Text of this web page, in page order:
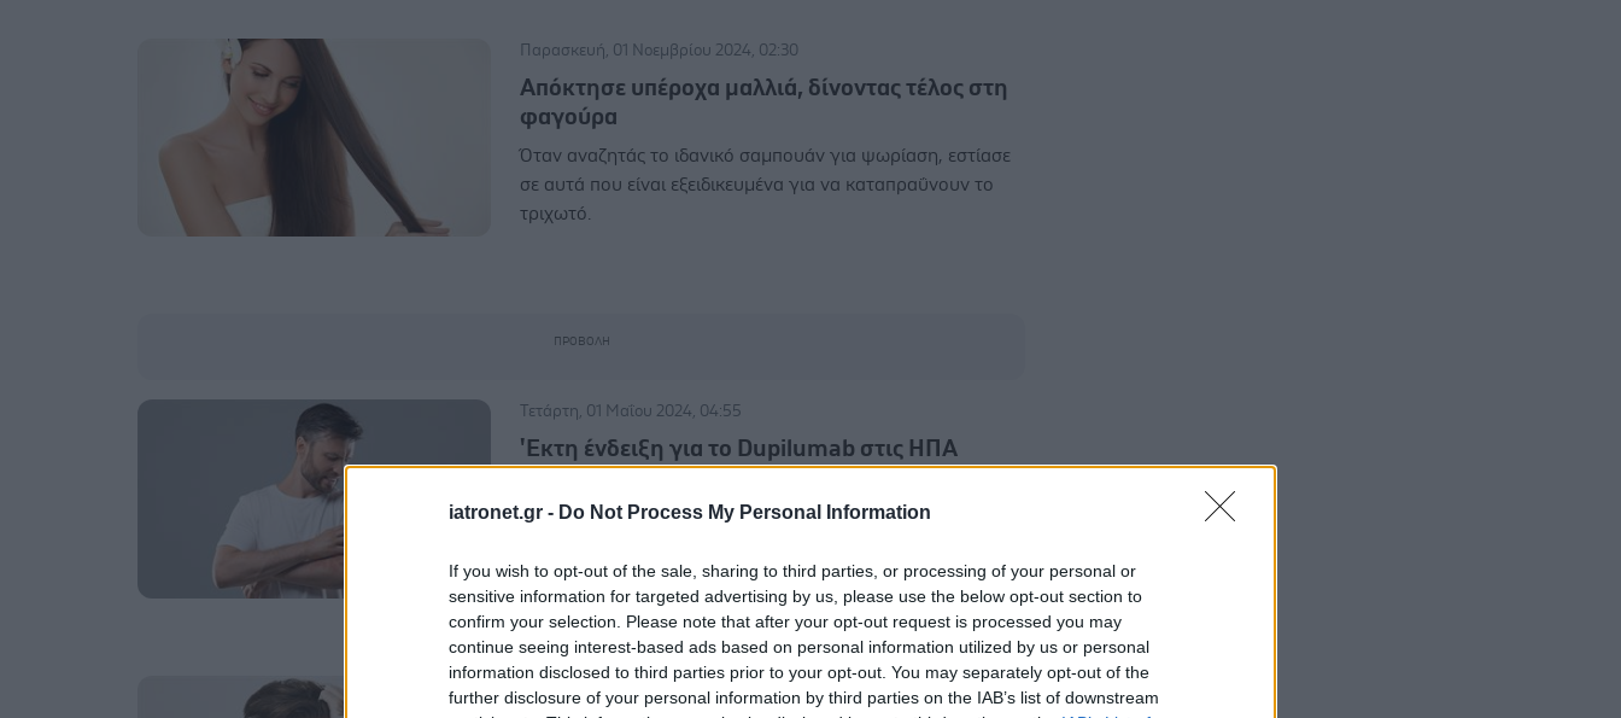
iatronet.gr - Do Not Process My Personal Information
If you wish to opt-out of the sale, sharing to third parties, or processing of your personal or
sensitive information for targeted advertising by us, please use the below opt-out section to
confirm your selection. Please note that after your opt-out request is processed you may
continue seeing interest-based ads based on personal information utilized by us or personal
information disclosed to third parties prior to your opt-out. You may separately opt-out of the
further disclosure of your personal information by third parties on the IAB’s list of downstream
Παρασκευή, 01 Νοεμβρίου 2024, 02:30
Απόκτησε υπέροχα μαλλιά, δίνοντας τέλος στη
φαγούρα
Όταν αναζητάς το ιδανικό σαμπουάν για ψωρίαση, εστίασε
σε αυτά που είναι εξειδικευμένα για να καταπραΰνουν το
τριχωτό.
Τετάρτη, 01 Μαΐου 2024, 04:55
'Eκτη ένδειξη για το Dupilumab στις ΗΠΑ
ρινοκολπίτιδα με ρινικούς πολύποδες, ηωσινοφιλική
Πέμπτη, 14 Δεκεμβρίου 2023, 18:55